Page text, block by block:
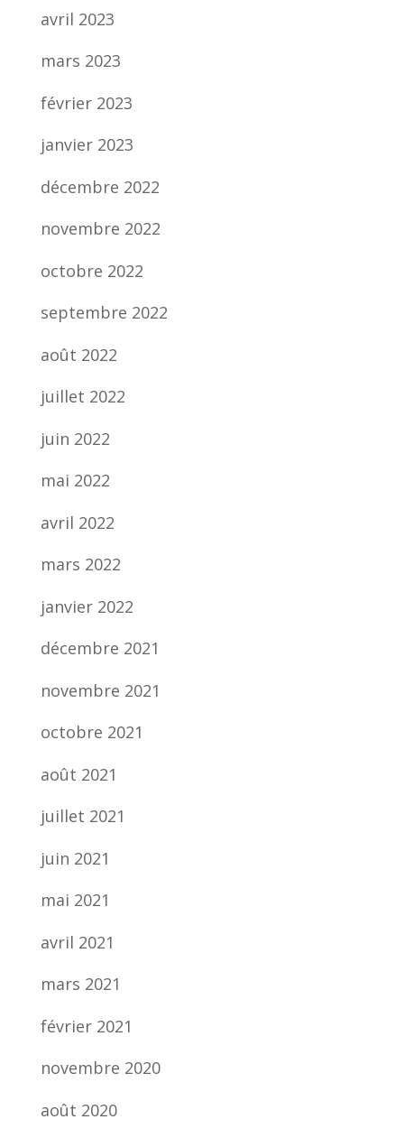
avril 2023
mars 2023
février 2023
janvier 2023
décembre 2022
novembre 2022
octobre 2022
septembre 2022
août 2022
juillet 2022
juin 2022
mai 2022
avril 2022
mars 2022
janvier 2022
décembre 2021
novembre 2021
octobre 2021
août 2021
juillet 2021
juin 2021
mai 2021
avril 2021
mars 2021
février 2021
novembre 2020
août 2020